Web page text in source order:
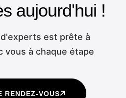
aujourd'hui !
est prête à
vous à chaque étape
RENDEZ-VOUS